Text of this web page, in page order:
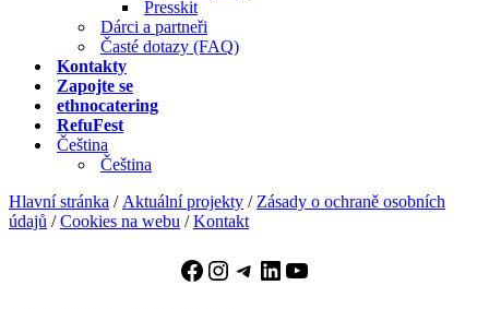
Presskit
Dárci a partneři
Časté dotazy (FAQ)
Kontakty
Zapojte se
ethnocatering
RefuFest
Čeština
Čeština
Hlavní stránka / Aktuální projekty / Zásady o ochraně osobních
údajů /Cookies na webu /Kontakt
Facebook
Instagram
Telegram
LinkedIn
YouTube